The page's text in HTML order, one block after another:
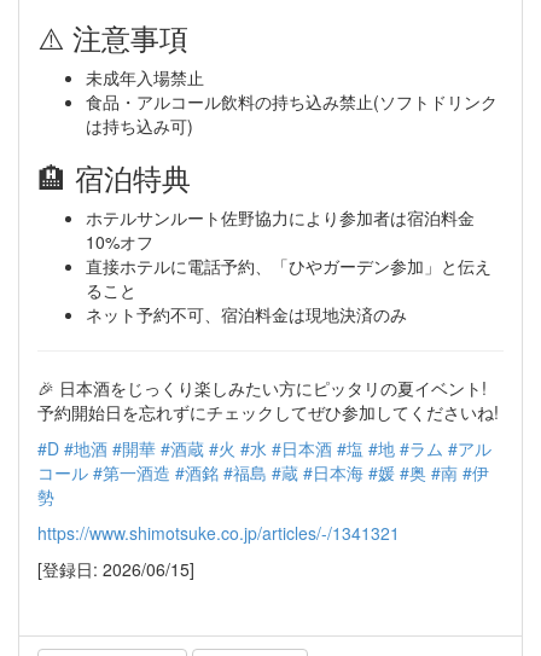
⚠️ 注意事項
未成年入場禁止
食品・アルコール飲料の持ち込み禁止(ソフトドリンク
は持ち込み可)
🏨 宿泊特典
ホテルサンルート佐野協力により参加者は宿泊料金
10%オフ
直接ホテルに電話予約、「ひやガーデン参加」と伝え
ること
ネット予約不可、宿泊料金は現地決済のみ
🎉 日本酒をじっくり楽しみたい方にピッタリの夏イベント!
予約開始日を忘れずにチェックしてぜひ参加してくださいね!
#D #地酒 #開華 #酒蔵 #火 #水 #日本酒 #塩 #地 #ラム #アル
コール #第一酒造 #酒銘 #福島 #蔵 #日本海 #媛 #奥 #南 #伊
勢
https://www.shimotsuke.co.jp/articles/-/1341321
[登録日: 2026/06/15]